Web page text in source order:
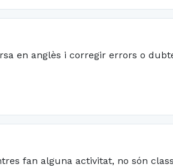
en anglès i corregir errors o
fan alguna activitat, no són